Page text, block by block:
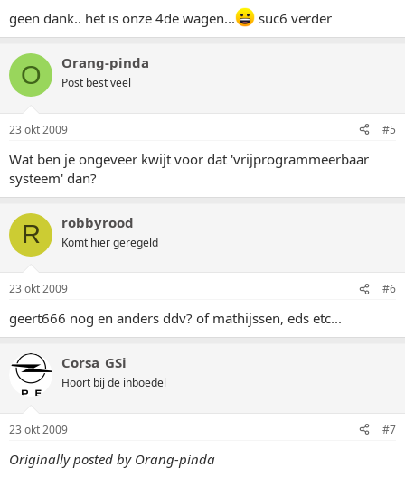
geen dank.. het is onze 4de wagen... suc6 verder
O Orang-pinda
Post best veel
23 okt 2009 #5
Wat ben je ongeveer kwijt voor dat 'vrijprogrammeerbaar
systeem' dan?
R robbyrood
Komt hier geregeld
23 okt 2009 #6
geert666 nog en anders ddv? of mathijssen, eds etc...
Corsa_GSi
Hoort bij de inboedel
23 okt 2009 #7
Originally posted by Orang-pinda